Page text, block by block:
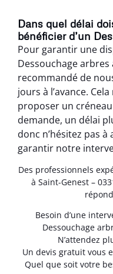
Dans quel délai
bénéficier d’un
Pour garantir une
Dessouchage arbres
recommandé de
jours à l’avance.
proposer un
demande, un délai
donc n’hésitez pas
garantir notre
Des professionnels
à Saint-Genest –
Besoin d’une
Dessouchage
N’attendez
Un devis gratuit vous
Quel que soit votre